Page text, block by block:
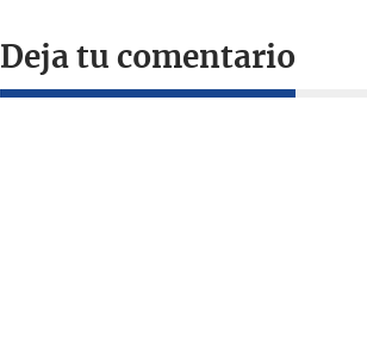
Deja tu comentario